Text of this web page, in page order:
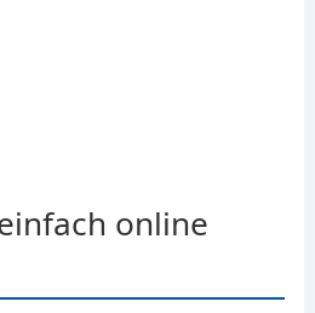
online